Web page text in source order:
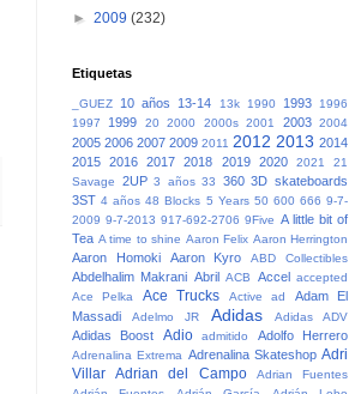
► 2009 (232)
Etiquetas
_GUEZ 10 años 13-14 13k 1990 1993
1996
1997
1999 20 2000 2000s 2001 2003 2004
2005 2006 2007 2009 2011 2012 2013 2014
2015 2016 2017 2018 2019 2020 2021
21
Savage
2UP 3 años 33 360 3D skateboards
3ST 4 años 48 Blocks 5 Years 50 600 666 9-7-
2009 9-7-2013 917-692-2706 9Five A little bit of
Tea A time to shine Aaron Felix Aaron Herrington
Aaron Homoki Aaron Kyro ABD Collectibles
Abdelhalim Makrani Abril ACB Accel accepted
Ace Pelka
Ace Trucks Active ad
Adam El
Massadi
Adelmo JR Adidas Adidas ADV
Adidas Boost Adio admitido Adolfo Herrero
Adrenalina Extrema Adrenalina Skateshop Adri
Villar Adrian del Campo
Adrian Fuentes